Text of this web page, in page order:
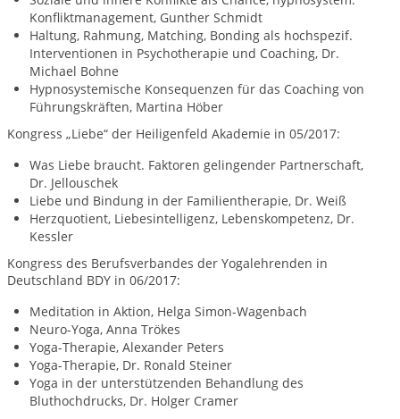
Konfliktmanagement, Gunther Schmidt
Haltung, Rahmung, Matching, Bonding als hochspezif.
Interventionen in Psychotherapie und Coaching, Dr.
Michael Bohne
Hypnosystemische Konsequenzen für das Coaching von
Führungskräften, Martina Höber
Kongress „Liebe“ der Heiligenfeld Akademie in 05/2017:
Was Liebe braucht. Faktoren gelingender Partnerschaft,
Dr. Jellouschek
Liebe und Bindung in der Familientherapie, Dr. Weiß
Herzquotient, Liebesintelligenz, Lebenskompetenz, Dr.
Kessler
Kongress des Berufsverbandes der Yogalehrenden in
Deutschland BDY in 06/2017:
Meditation in Aktion, Helga Simon-Wagenbach
Neuro-Yoga, Anna Trökes
Yoga-Therapie, Alexander Peters
Yoga-Therapie, Dr. Ronald Steiner
Yoga in der unterstützenden Behandlung des
Bluthochdrucks, Dr. Holger Cramer